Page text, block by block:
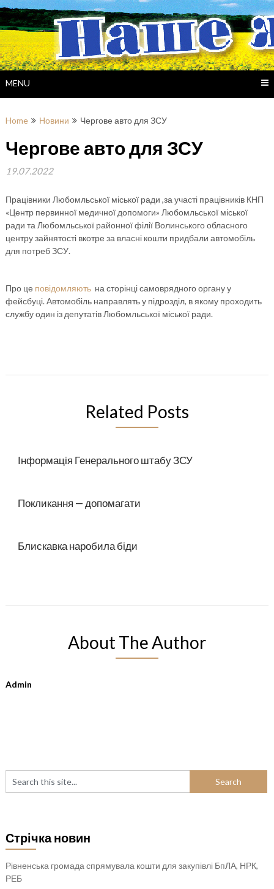
Skip
to
content
MENU
Home Новини Чергове авто для ЗСУ
Чергове авто для ЗСУ
19.07.2022
Працівники Любомльської міської ради ,за участі працівників КНП
«Центр первинної медичної допомоги» Любомльської міської
ради та Любомльської районної філії Волинського обласного
центру зайнятості вкотре за власні кошти придбали автомобіль
для потреб ЗСУ.
Про це повідомляють на сторінці самоврядного органу у
фейсбуці. Автомобіль направлять у підрозділ, в якому проходить
службу один із депутатів Любомльської міської ради.
Related Posts
Інформація Генерального штабу ЗСУ
Покликання — допомагати
Блискавка наробила біди
About The Author
Admin
Стрічка новин
Рівненська громада спрямувала кошти для закупівлі БпЛА, НРК,
РЕБ